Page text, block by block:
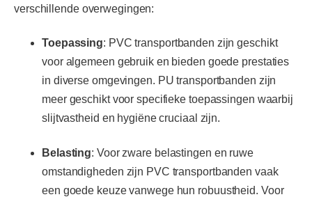
verschillende overwegingen:
Toepassing: PVC transportbanden zijn geschikt
voor algemeen gebruik en bieden goede prestaties
in diverse omgevingen. PU transportbanden zijn
meer geschikt voor specifieke toepassingen waarbij
slijtvastheid en hygiëne cruciaal zijn.
Belasting: Voor zware belastingen en ruwe
omstandigheden zijn PVC transportbanden vaak
een goede keuze vanwege hun robuustheid. Voor